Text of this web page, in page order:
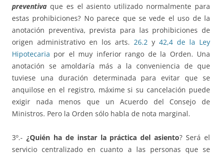
preventiva que es el asiento utilizado normalmente para
estas prohibiciones? No parece que se vede el uso de la
anotación preventiva, prevista para las prohibiciones de
origen administrativo en los arts. 26.2 y 42,4 de la Ley
Hipotecaria por el muy inferior rango de la Orden. Una
anotación se amoldaría más a la conveniencia de que
tuviese una duración determinada para evitar que se
anquilose en el registro, máxime si su cancelación puede
exigir nada menos que un Acuerdo del Consejo de
Ministros. Pero la Orden sólo habla de nota marginal.
3º.- ¿Quién ha de instar la práctica del asiento? Será el
servicio centralizado en cuanto a las personas que se